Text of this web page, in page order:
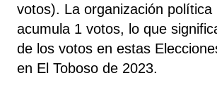
votos). La organización política
acumula 1 votos, lo que
de los votos en estas
en El Toboso de 2023.